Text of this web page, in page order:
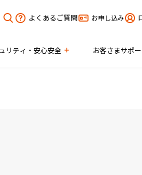
よくあるご質問 お申し込み
リティ・安心安全 お客さまサポ